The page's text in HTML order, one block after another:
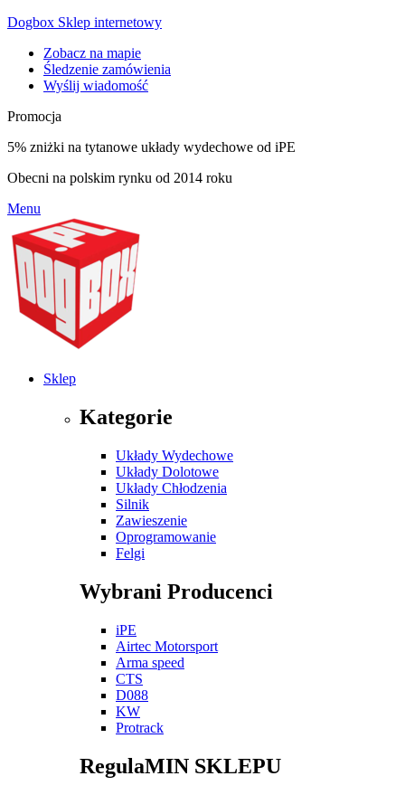
Dogbox Sklep internetowy
Zobacz na mapie
Śledzenie zamówienia
Wyślij wiadomość
Promocja
5% zniżki na tytanowe układy wydechowe od iPE
Obecni na polskim rynku od 2014 roku
Menu
Sklep
Kategorie
Układy Wydechowe
Układy Dolotowe
Układy Chłodzenia
Silnik
Zawieszenie
Oprogramowanie
Felgi
Wybrani Producenci
iPE
Airtec Motorsport
Arma speed
CTS
D088
KW
Protrack
RegulaMIN SKLEPU